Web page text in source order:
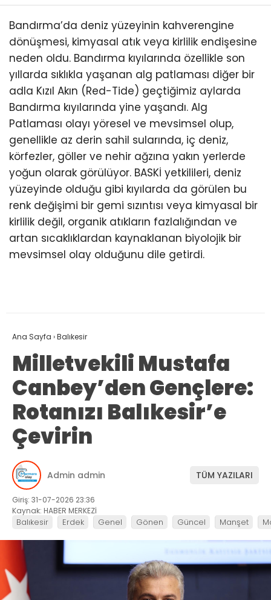
Bandırma’da deniz yüzeyinin kahverengine
dönüşmesi, kimyasal atık veya kirlilik endişesine
neden oldu. Bandırma kıyılarında özellikle son
yıllarda sıklıkla yaşanan alg patlaması diğer bir
adla Kızıl Akın (Red-Tide) geçtiğimiz aylarda
Bandırma kıyılarında yine yaşandı. Alg
Patlaması olayı yöresel ve mevsimsel olup,
genellikle az derin sahil sularında, iç deniz,
körfezler, göller ve nehir ağzına yakın yerlerde
yoğun olarak görülüyor. BASKİ yetkilileri, deniz
yüzeyinde olduğu gibi kıyılarda da görülen bu
renk değişimi bir gemi sızıntısı veya kimyasal bir
kirlilik değil, organik atıkların fazlalığından ve
artan sıcaklıklardan kaynaklanan biyolojik bir
mevsimsel olay olduğunu dile getirdi.
Ana Sayfa ›Balıkesir
Milletvekili Mustafa
Canbey’den Gençlere:
Rotanızı Balıkesir’e
Çevirin
Admin admin TÜM YAZILARI
Giriş: 31-07-2026 23:36
Kaynak: HABER MERKEZİ
Balıkesir Erdek Genel Gönen Güncel Manşet